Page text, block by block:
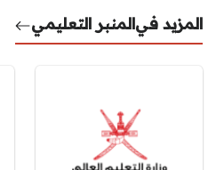
المزيد فيالمنبر التعليمي